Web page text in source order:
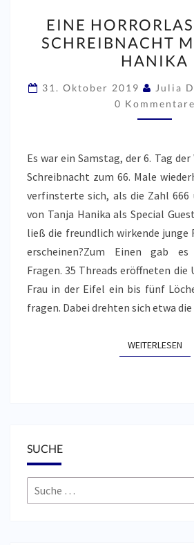
66.
MIT
TANJA
HANIKA
EINE
SCHREIBNACHT
HANIKA
31. Oktober 2019 Julia
0 Kommentare
Es war ein Samstag, der 6. Tag
Schreibnacht zum 66. Male
verfinsterte sich, als die Zahl
von Tanja Hanika als Special
ließ die freundlich wirkende junge
erscheinen?Zum Einen gab
Fragen. 35 Threads eröffneten die
Frau in der Eifel ein bis fünf
fragen. Dabei drehten sich etwa
WEITERLESEN
SUCHE
Suche
nach: